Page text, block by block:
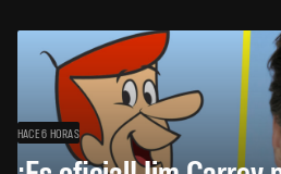
HACE 6 HORAS